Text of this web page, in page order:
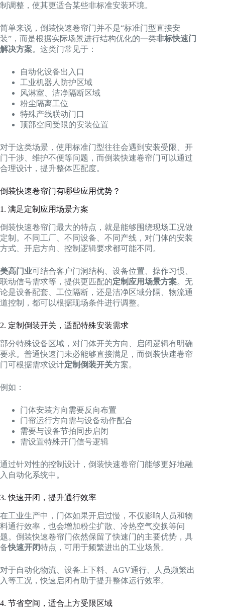
制调整，使其更适合某些非标准安装环境。
简单来说，倒装快速卷帘门并不是“标准门型直接安
装”，而是根据实际场景进行结构优化的一类非标快速门
解决方案。这类门常见于：
自动化设备出入口
工业机器人防护区域
风淋室、洁净隔断区域
粉尘隔离工位
特殊产线联动门口
顶部空间受限的安装位置
对于这类场景，使用标准门型往往会遇到安装受限、开
门干涉、维护不便等问题，而倒装快速卷帘门可以通过
合理设计，提升整体匹配度。
倒装快速卷帘门有哪些应用优势？
1. 满足定制应用场景方案
倒装快速卷帘门最大的特点，就是能够围绕现场工况做
定制。不同工厂、不同设备、不同产线，对门体的安装
方式、开启方向、控制逻辑要求都可能不同。
美高门业可结合客户门洞结构、设备位置、操作习惯、
联动信号需求等，提供更匹配的定制应用场景方案。无
论是设备配套、工位隔断，还是洁净区域分隔、物流通
道控制，都可以根据现场条件进行调整。
2. 定制倒装开关，适配特殊安装需求
部分特殊设备区域，对门体开关方向、启闭逻辑有明确
要求。普通快速门未必能够直接满足，而倒装快速卷帘
门可根据需求设计定制倒装开关方案。
例如：
门体安装方向需要反向布置
门帘运行方向需与设备动作配合
需要与设备节拍同步启闭
需设置特殊开门信号逻辑
通过针对性的控制设计，倒装快速卷帘门能够更好地融
入自动化系统中。
3. 快速开闭，提升通行效率
在工业生产中，门体如果开启过慢，不仅影响人员和物
料通行效率，也会增加粉尘扩散、冷热空气交换等问
题。倒装快速卷帘门依然保留了快速门的主要优势，具
备快速开闭特点，可用于频繁进出的工业场景。
对于自动化物流、设备上下料、AGV通行、人员频繁出
入等工况，快速启闭有助于提升整体运行效率。
4. 节省空间，适合上方受限区域